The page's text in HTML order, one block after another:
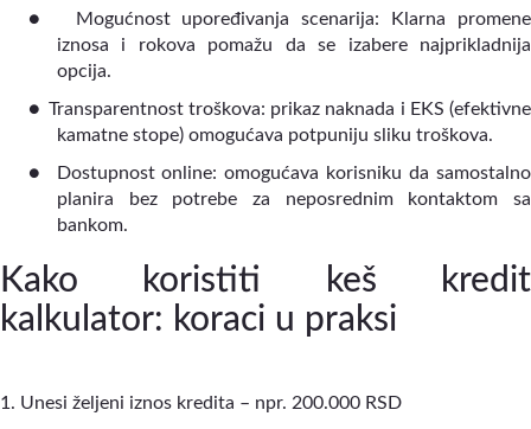
●
Mogućnost upoređivanja scenarija: Klarna promene
iznosa i rokova pomažu da se izabere najprikladnija
opcija.
● Transparentnost troškova: prikaz naknada i EKS (efektivne
kamatne stope) omogućava potpuniju sliku troškova.
●
Dostupnost online: omogućava korisniku da samostalno
planira bez potrebe za neposrednim kontaktom sa
bankom.
Kako koristiti keš kredit
kalkulator: koraci u praksi
1. Unesi željeni iznos kredita – npr. 200.000 RSD